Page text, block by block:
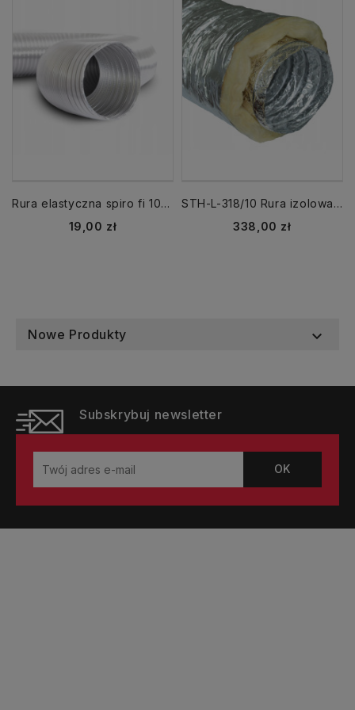
Rura elastyczna spiro fi 100 3m aluminiowa
Cena
19,00 zł
STH-L-318/10 Rura izolowana SONOTHERM LIGHT fi 300 / 10 mb Termoflex 140°C
Cena
338,00 zł
Nowe Produkty 
Subskrybuj newsletter